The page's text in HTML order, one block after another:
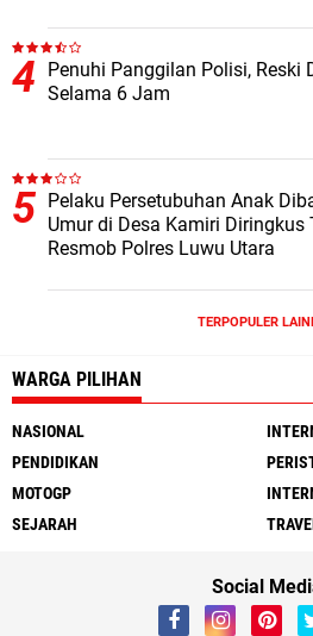
Penuhi Panggilan Polisi, Reski
Selama 6 Jam
Pelaku Persetubuhan Anak
Umur di Desa Kamiri Diringkus
Resmob Polres Luwu Utara
TERPOPULER
WARGA PILIHAN
NASIONAL
PENDIDIKAN
MOTOGP
SEJARAH
Social